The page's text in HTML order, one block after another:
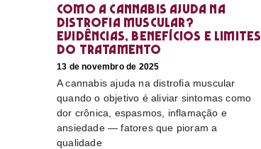
Como a cannabis ajuda na
distrofia muscular?
Evidências, benefícios e limites
do tratamento
13 de novembro de 2025
A cannabis ajuda na distrofia muscular
quando o objetivo é aliviar sintomas como
dor crônica, espasmos, inflamação e
ansiedade — fatores que pioram a
qualidade